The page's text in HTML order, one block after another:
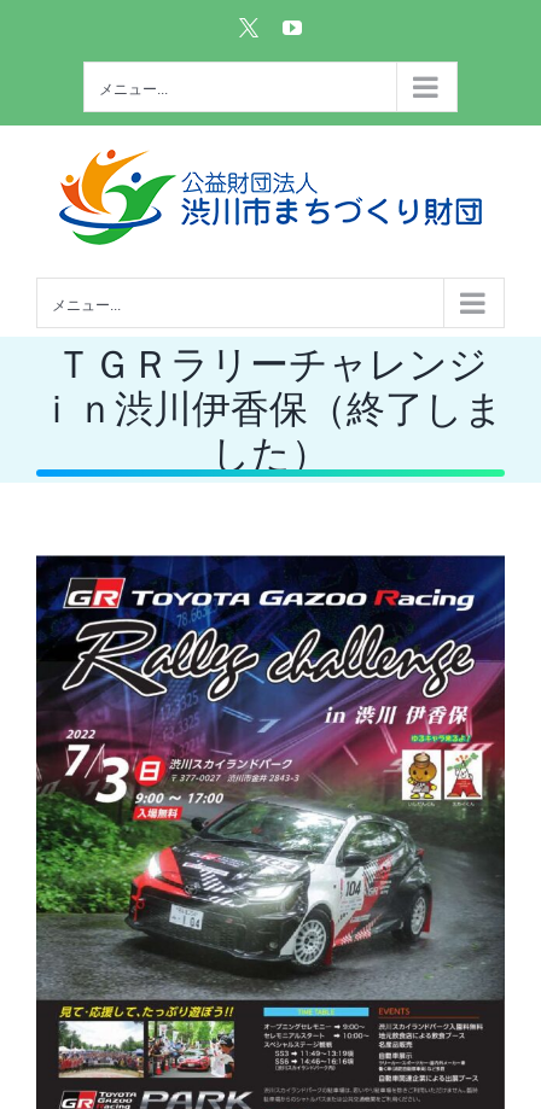
CustomYouTube
メニュー...
メニュー...
ＴＧＲラリーチャレンジ
ｉｎ渋川伊香保（終了しま
した）